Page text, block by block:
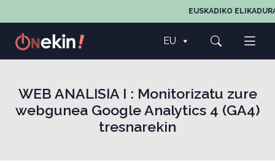
EUSKADIKO
EU
WEB ANALISIA I : Monitorizatu zure
webgunea Google Analytics 4 (GA4)
tresnarekin